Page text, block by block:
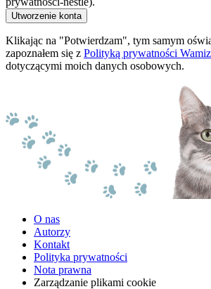
Utworzenie konta
Klikając na "Potwierdzam", tym samym
zapoznałem się z Polityką prywatności Wamiz
dotyczącymi moich danych osobowych.
O nas
Autorzy
Kontakt
Polityka prywatności
Nota prawna
Zarządzanie plikami cookie